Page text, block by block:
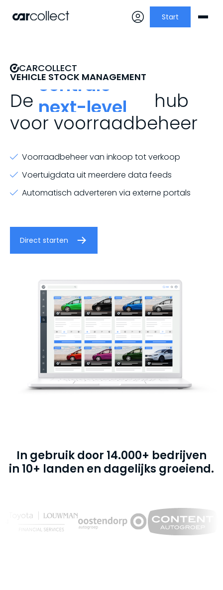
Start
CARCOLLECT
VEHICLE STOCK MANAGEMENT
De
centrale
next-level
innovatieve
hub
voor voorraadbeheer
Voorraadbeheer van inkoop tot verkoop
Voertuigdata uit meerdere data feeds
Automatisch adverteren via externe portals
Direct starten
In gebruik door 14.000+ bedrijven
in 10+ landen en dagelijks groeiend.